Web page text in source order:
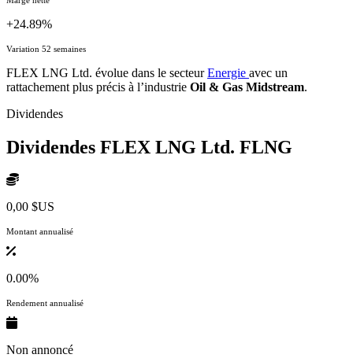
+24.89%
Variation 52 semaines
FLEX LNG Ltd. évolue dans le secteurEnergie avec un
rattachement plus précis à l’industrie Oil & Gas Midstream.
Dividendes
Dividendes FLEX LNG Ltd. FLNG
0,00 $US
Montant annualisé
0.00%
Rendement annualisé
Non annoncé